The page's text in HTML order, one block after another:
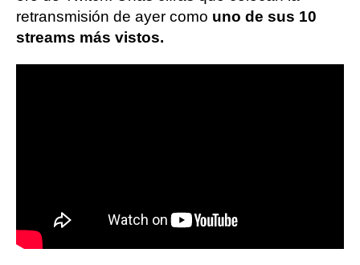
retransmisión de ayer como uno de sus 10
streams más vistos.